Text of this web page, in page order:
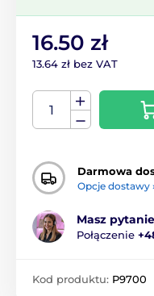
16.50 zł
13.64 zł bez VAT
Darmowa
Opcje dostawy ›
Masz
Połączenie
Kod produktu: P9700